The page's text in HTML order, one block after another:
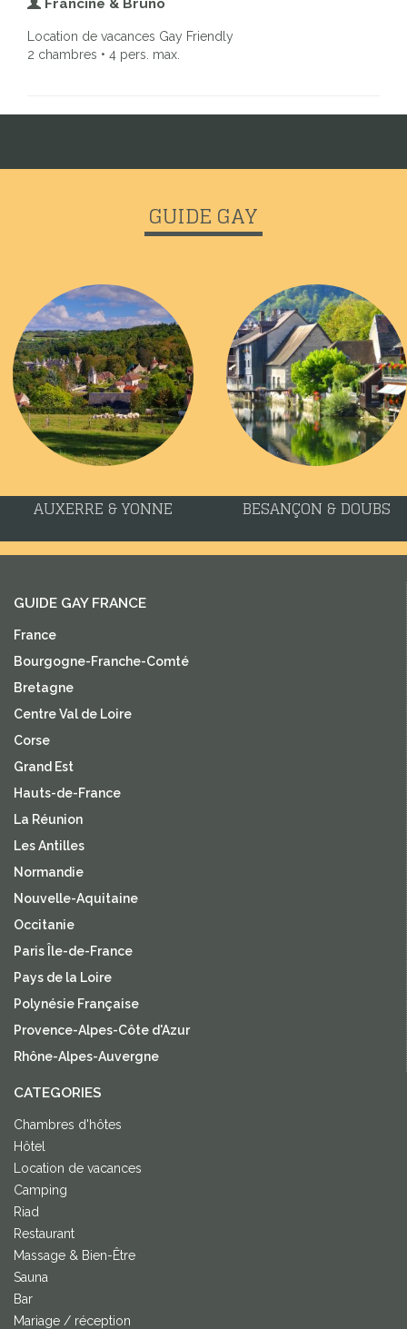
Francine & Bruno
Location de vacances Gay Friendly
2 chambres • 4 pers. max.
GUIDE GAY
AUXERRE & YONNE BESANÇON & DOUBS
GUIDE GAY FRANCE
France
Bourgogne-Franche-Comté
Bretagne
Centre Val de Loire
Corse
Grand Est
Hauts-de-France
La Réunion
Les Antilles
Normandie
Nouvelle-Aquitaine
Occitanie
Paris Île-de-France
Pays de la Loire
Polynésie Française
Provence-Alpes-Côte d'Azur
Rhône-Alpes-Auvergne
CATEGORIES
Chambres d'hôtes
Hôtel
Location de vacances
Camping
Riad
Restaurant
Massage & Bien-Être
Sauna
Bar
Mariage / réception